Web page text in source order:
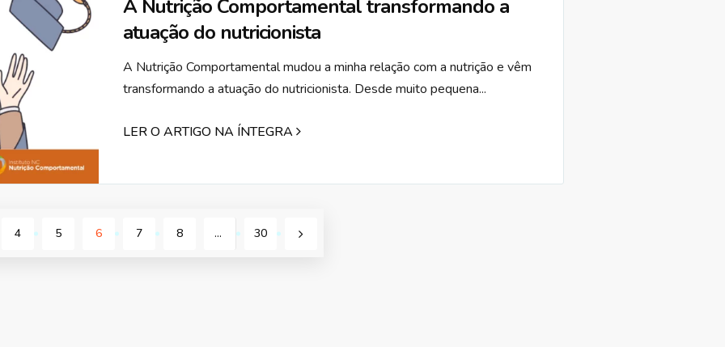
A Nutrição Comportamental transformando a
atuação do nutricionista
A Nutrição Comportamental mudou a minha relação com a nutrição e vêm
transformando a atuação do nutricionista. Desde muito pequena...
LER O ARTIGO NA ÍNTEGRA
4 5 6 7 8 … 30